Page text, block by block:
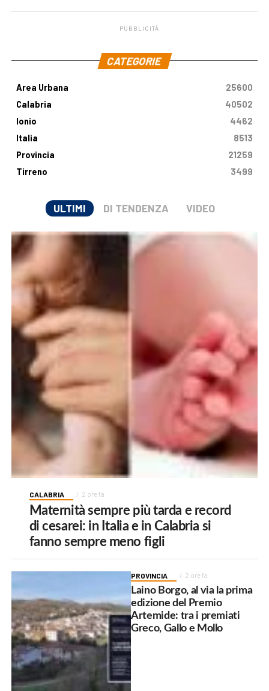
PUBBLICITÀ
CATEGORIE
Area Urbana
25600
Calabria
40502
Ionio
4462
Italia
8513
Provincia
21259
Tirreno
3499
ULTIMI DI TENDENZA VIDEO
CALABRIA 2 ore fa
Maternità sempre più tarda e record
di cesarei: in Italia e in Calabria si
fanno sempre meno figli
PROVINCIA 2 ore fa
Laino Borgo, al via la prima
edizione del Premio
Artemide: tra i premiati
Greco, Gallo e Mollo